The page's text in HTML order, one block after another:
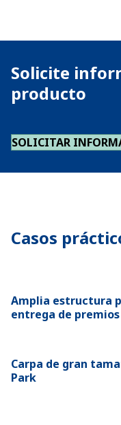
Solicite
producto
SOLICITAR
Casos
Amplia estructura
entrega de premios
Carpa de gran
Park